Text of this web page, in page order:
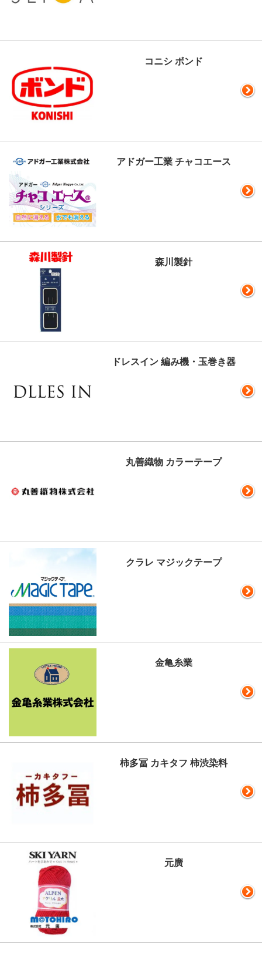
コニシ ボンド
アドガー工業 チャコエース
森川製針
ドレスイン 編み機・玉巻き器
丸善織物 カラーテープ
クラレ マジックテープ
金亀糸業
柿多冨 カキタフ 柿渋染料
元廣